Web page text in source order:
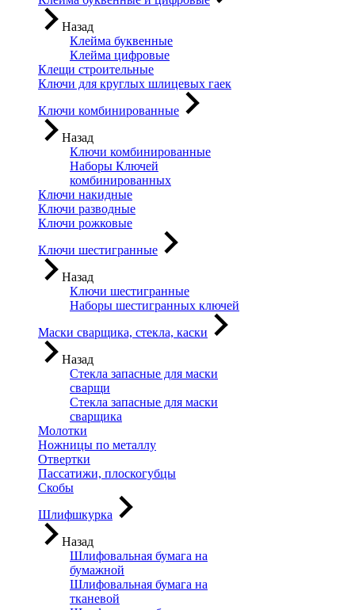
Назад
Клейма буквенные
Клейма цифровые
Клещи строительные
Ключи для круглых шлицевых гаек
Ключи комбинированные
Назад
Ключи комбинированные
Наборы Ключей
комбинированных
Ключи накидные
Ключи разводные
Ключи рожковые
Ключи шестигранные
Назад
Ключи шестигранные
Наборы шестигранных ключей
Маски сварщика, стекла, каски
Назад
Стекла запасные для маски
сварщи
Стекла запасные для маски
сварщика
Молотки
Ножницы по металлу
Отвертки
Пассатижи, плоскогубцы
Скобы
Шлифшкурка
Назад
Шлифовальная бумага на
бумажной
Шлифовальная бумага на
тканевой